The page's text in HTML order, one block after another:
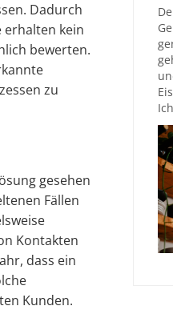
Dadurch
erhalten kein
bewerten.
zu
gesehen
Fällen
Kontakten
dass ein
Kunden.